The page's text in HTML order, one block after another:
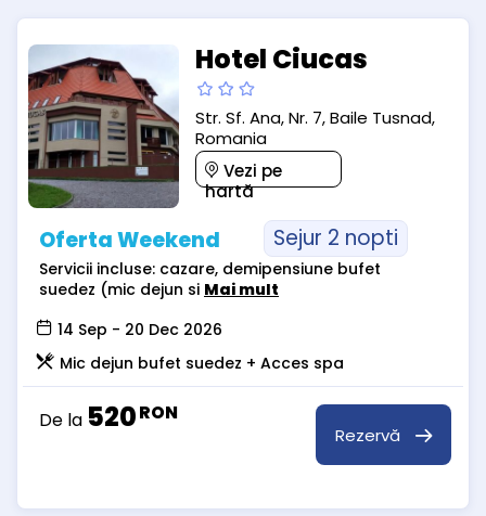
Hotel Ciucas
Str. Sf. Ana, Nr. 7, Baile Tusnad,
Romania
Vezi pe
hartă
Oferta Weekend Sejur 2 nopti
Servicii incluse: cazare, demipensiune bufet
suedez (mic dejun si Mai mult
14 Sep - 20 Dec 2026
Mic dejun bufet suedez + Acces spa
De la 520RON
Rezervă